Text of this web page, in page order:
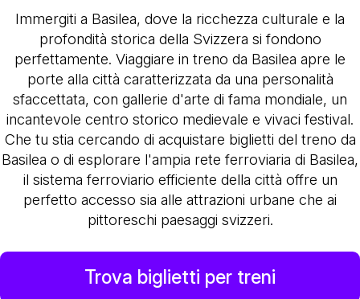
Immergiti a Basilea, dove la ricchezza culturale e la
profondità storica della Svizzera si fondono
perfettamente. Viaggiare in treno da Basilea apre le
porte alla città caratterizzata da una personalità
sfaccettata, con gallerie d'arte di fama mondiale, un
incantevole centro storico medievale e vivaci festival.
Che tu stia cercando di acquistare biglietti del treno da
Basilea o di esplorare l'ampia rete ferroviaria di Basilea,
il sistema ferroviario efficiente della città offre un
perfetto accesso sia alle attrazioni urbane che ai
pittoreschi paesaggi svizzeri.
Trova biglietti per treni